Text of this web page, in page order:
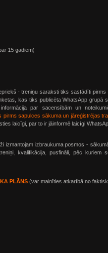
15 gadiem)
- treniņu saraksti tiks sastādīti
kas tiks publicēta WhatsApp grupā
par sacensībām un
pirms sapulces sākuma un jāreģistrējas
laicīgi, par to ir jāinformē laicīgi
izmantojam izbraukuma posmos -
kvalifikācija, pusfināli, pēc kuriem
PLĀNS (var mainīties atkarībā no